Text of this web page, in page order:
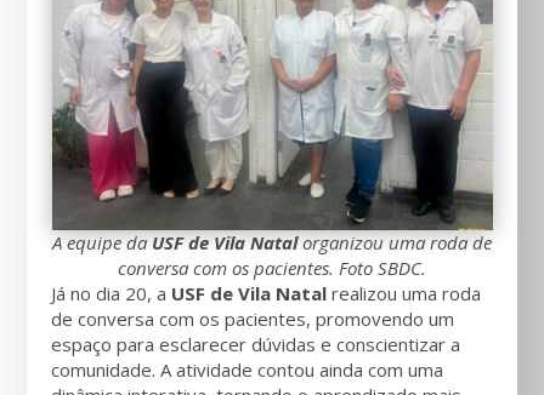
A equipe daUSF de Vila Natalorganizou uma roda de
conversa com os pacientes. Foto SBDC.
Já no dia 20, a USF de Vila Natal realizou uma roda
de conversa com os pacientes, promovendo um
espaço para esclarecer dúvidas e conscientizar a
comunidade. A atividade contou ainda com uma